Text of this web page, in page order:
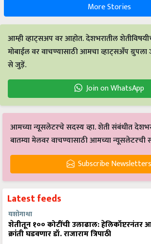
More Stories
आम्ही व्हाट्सअप वर आहोत. देशभरातील
मोबाईल वर वाचण्यासाठी आमचा व्हाट्सअँप ग्रुपला
से जुड़ें.
Join on WhatsApp
आमच्या न्यूसलेटरचे सदस्य व्हा. शेती संबंधीत
बातम्या मेलवर वाचण्यासाठी आमच्या न्यूसलेटरची
Subscribe Newsletters
Latest feeds
यशोगाथा
शेतीतून १०० कोटींची उलाढाल: हेलिकॉप्टरनंतर
क्रांती घडवणार डॉ. राजाराम त्रिपाठी